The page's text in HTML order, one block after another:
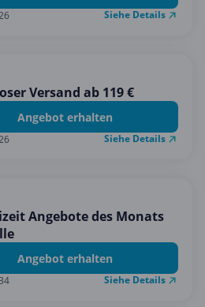
Siehe Details
Versand ab 119 €
Angebot erhalten
Siehe Details
Angebote des Monats
Angebot erhalten
Siehe Details